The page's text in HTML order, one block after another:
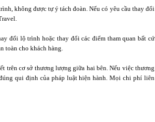
không được tự ý tách đoàn. Nếu có yêu cầu thay đổi
đổi lộ trình hoặc thay đổi các điểm tham quan bất cứ
toàn cho khách hàng.
trên cơ sở thương lượng giữa hai bên. Nếu việc thương
qui định của pháp luật hiện hành. Mọi chi phí liên